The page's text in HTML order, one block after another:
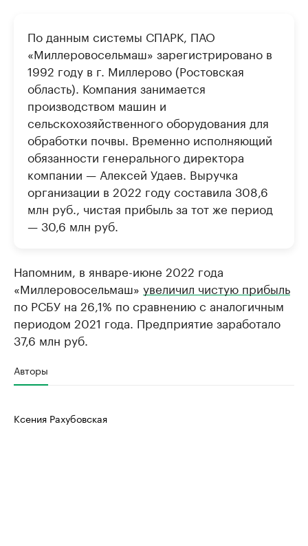
По данным системы СПАРК, ПАО
«Миллеровосельмаш» зарегистрировано в
1992 году в г. Миллерово (Ростовская
область). Компания занимается
производством машин и
сельскохозяйственного оборудования для
обработки почвы. Временно исполняющий
обязанности генерального директора
компании — Алексей Удаев. Выручка
организации в 2022 году составила 308,6
млн руб., чистая прибыль за тот же период
— 30,6 млн руб.
Напомним, в январе-июне 2022 года
«Миллеровосельмаш» увеличил чистую прибыль
по РСБУ на 26,1% по сравнению с аналогичным
периодом 2021 года. Предприятие заработало
37,6 млн руб.
Авторы
Ксения Рахубовская